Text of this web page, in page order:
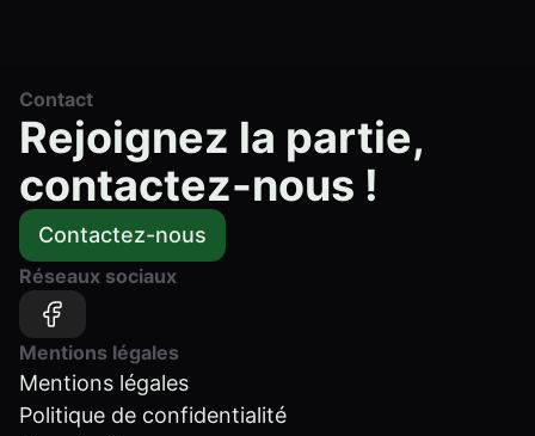
Contact
Rejoignez la partie,
contactez-nous !
Contactez-nous
Réseaux sociaux
Mentions légales
Mentions légales
Politique de confidentialité